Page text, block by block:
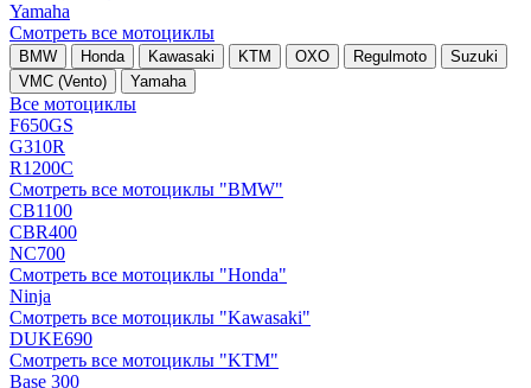
Yamaha
Смотреть все мотоциклы
BMW Honda Kawasaki KTM OXO Regulmoto
Suzuki
VMC (Vento)
Yamaha
Все мотоциклы
F650GS
G310R
R1200C
Смотреть все мотоциклы "BMW"
CB1100
CBR400
NC700
Смотреть все мотоциклы "Honda"
Ninja
Смотреть все мотоциклы "Kawasaki"
DUKE690
Смотреть все мотоциклы "KTM"
Base 300